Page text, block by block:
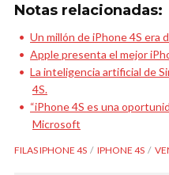
Notas relacionadas:
Un millón de iPhone 4S era
Apple presenta el mejor
La inteligencia artificial de
4S.
“iPhone 4S es una
Microsoft
FILAS IPHONE 4S IPHONE 4S